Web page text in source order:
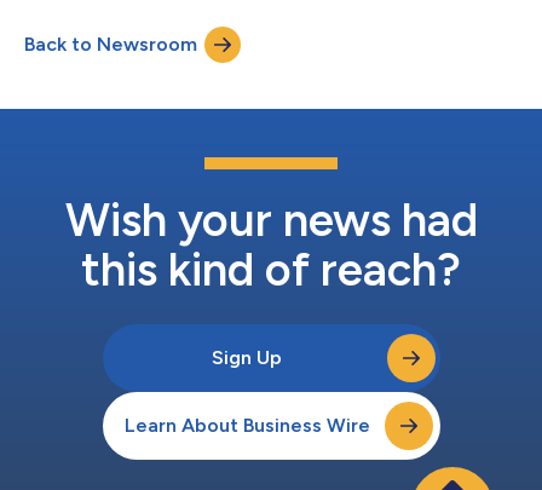
ビスは、3月12日午後1時（韓国標準時）に開始されます。
NIGHT CROWSは、Unreal Engine 5をベースにしたクロスプラッ
トフォーム（PC／モバイル）MMORPGです。13世紀のヨーロッ
戦闘が特徴です。 NIGHT CROWSは、ブロックチェーン技術を使
す。 マルチトークノミクスは、ゲーム内資産とアイテムでミン
トされた合計7つのマルチユーティリティトークンによって従来
きます。主要通貨であ...
Back to Newsroom
Wish your news had
this kind of reach?
Sign Up
Learn About Business Wire